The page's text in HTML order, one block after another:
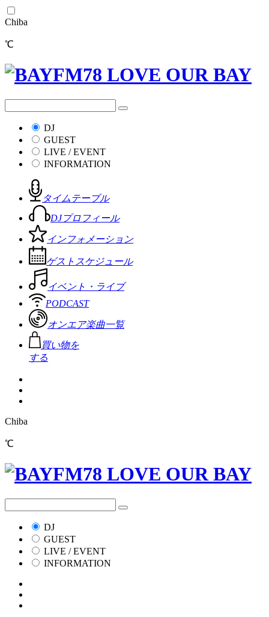
Chiba
℃
DJ
GUEST
LIVE / EVENT
INFORMATION
タイムテーブル
DJプロフィール
インフォメーション
ゲストスケジュール
イベント・ライブ
PODCAST
オンエア楽曲一覧
買い物を
する
Chiba
℃
DJ
GUEST
LIVE / EVENT
INFORMATION